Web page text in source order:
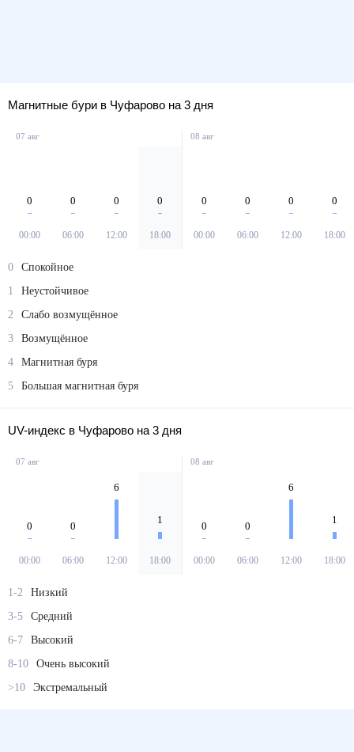
Магнитные бури в Чуфарово на 3 дня
07 авг
0
00:00
0
06:00
0
12:00
0
18:00
08 авг
0
00:00
0
06:00
0
12:00
0
18:00
0
Спокойное
1
Неустойчивое
2
Слабо возмущённое
3
Возмущённое
4
Магнитная буря
5
Большая магнитная буря
UV-индекс в Чуфарово на 3 дня
07 авг
0
00:00
0
06:00
6
12:00
1
18:00
08 авг
0
00:00
0
06:00
6
12:00
1
18:00
1-2
Низкий
3-5
Средний
6-7
Высокий
8-10
Очень высокий
>10
Экстремальный